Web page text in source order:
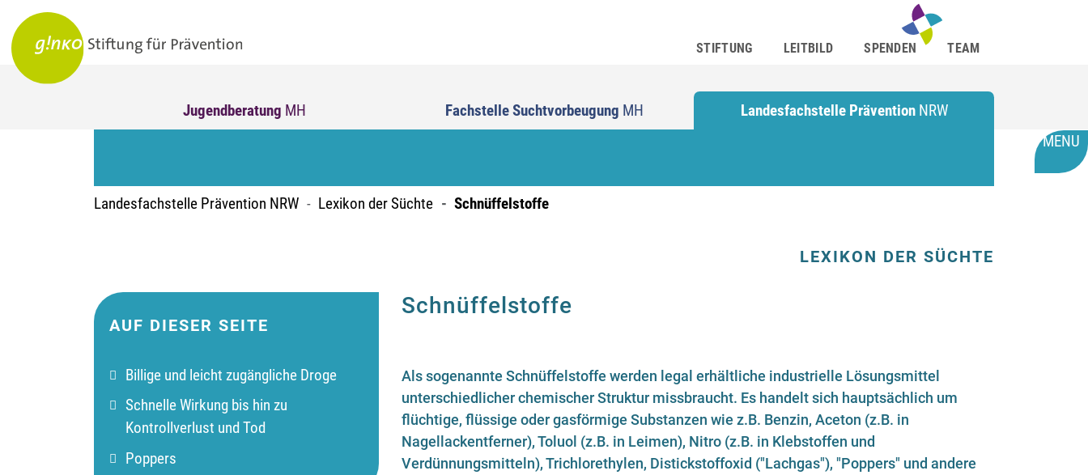
STIFTUNG LEITBILD SPENDEN TEAM
Jugendberatung MH Fachstelle Suchtvorbeugung MH Landesfachstelle Prävention NRW
Landesfachstelle Prävention NRW Lexikon der Süchte Schnüffelstoffe
MENU
AUF DIESER SEITE
Billige und leicht zugängliche Droge
Schnelle Wirkung bis hin zu
Kontrollverlust und Tod
Poppers
LEXIKON DER SÜCHTE
Schnüffelstoffe
Als sogenannte Schnüffelstoffe werden legal erhältliche industrielle Lösungsmittel
unterschiedlicher chemischer Struktur missbraucht. Es handelt sich hauptsächlich um
flüchtige, flüssige oder gasförmige Substanzen wie z.B. Benzin, Aceton (z.B. in
Nagellackentferner), Toluol (z.B. in Leimen), Nitro (z.B. in Klebstoffen und
Verdünnungsmitteln), Trichlorethylen, Distickstoffoxid ("Lachgas"), "Poppers" und andere